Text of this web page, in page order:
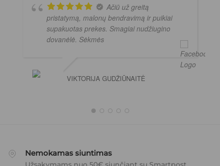
Ačiū už greitą
pristatymą, malonų bendravimą ir puikiai
supakuotas prekes. Smagiai nudžiugino
dovanėlė. Sėkmės
VIKTORIJA GUDŽIŪNAITĖ
Nemokamas siuntimas